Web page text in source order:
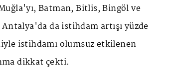
Batman, Bitlis, Bingöl ve
da istihdam artışı yüzde
istihdamı olumsuz etkilenen
dikkat çekti.